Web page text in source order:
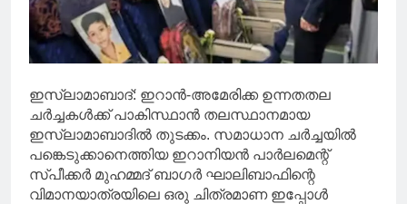
ഇസ്ലാമാബാദ്: ഇറാൻ-അമേരിക്ക ഉന്നതതല
ചർച്ചകൾക്ക് പാകിസ്ഥാൻ തലസ്ഥാനമായ
ഇസ്ലാമാബാദിൽ തുടക്കം. സമാധാന ചർച്ചയിൽ
പങ്കെടുക്കാനെത്തിയ ഇറാനിയൻ പാർലമെന്റ്
സ്പീക്കർ മുഹമ്മദ് ബാഗർ ഘാലിബാഫിന്റെ
വിമാനയാത്രയിലെ ഒരു ചിത്രമാണ ഇപ്പോൾ